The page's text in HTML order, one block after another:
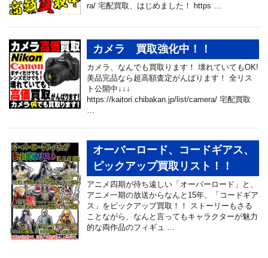
ra/ 宅配買取、はじめました！ https …
カメラ 買取強化中！！
カメラ、なんでも買取ります！ 壊れていてもOK!
美品完品なら超高額査定がんばります！ 全リス
ト公開中↓↓↓
https://kaitori.chibakan.jp/list/camera/ 宅配買取
オーバーロード、コードギアス、
ピックアップ買取リスト！！
アニメ四期が待ち遠しい「オーバーロード」と、
アニメ一期の放送からなんと15年、「コードギア
ス」をピックアップ買取！！ ストーリーもさる
ことながら、なんと言ってもキャラクターが魅力
的な両作品のフィギュ …